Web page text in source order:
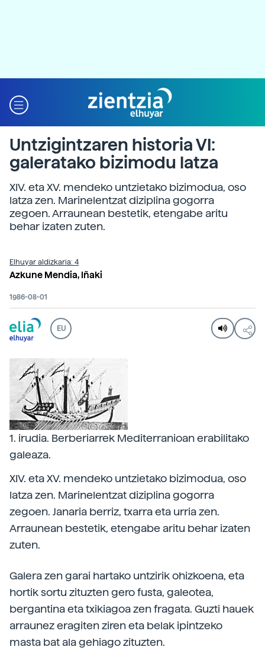
Untzigintzaren historia VI:
galeratako bizimodu latza
XIV. eta XV. mendeko untzietako bizimodua, oso
latza zen. Marinelentzat diziplina gogorra
zegoen. Arraunean bestetik, etengabe aritu
behar izaten zuten.
Elhuyar aldizkaria: 4
Azkune Mendia, Iñaki
1986-08-01
EU
1. irudia. Berberiarrek Mediterranioan erabilitako
galeaza.
XIV. eta XV. mendeko untzietako bizimodua, oso
latza zen. Marinelentzat diziplina gogorra
zegoen. Janaria berriz, txarra eta urria zen.
Arraunean bestetik, etengabe aritu behar izaten
zuten.
Galera zen garai hartako untzirik ohizkoena, eta
hortik sortu zituzten gero fusta, galeotea,
bergantina eta txikiagoa zen fragata. Guzti hauek
arraunez eragiten ziren eta belak ipintzeko
masta bat ala gehiago zituzten.